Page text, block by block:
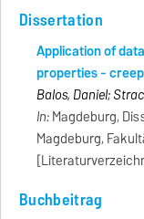
Dissertation
Application of
properties -
Balos, Daniel;
In:Magdeburg,
Magdeburg,
Buchbeitrag